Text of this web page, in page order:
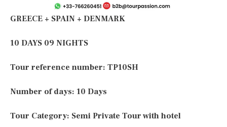
GREECE + SPAIN + DENMARK
10 DAYS 09 NIGHTS
Tour reference number: TP10SH
Number of days: 10 Days
Tour Category: Semi Private Tour with hotel